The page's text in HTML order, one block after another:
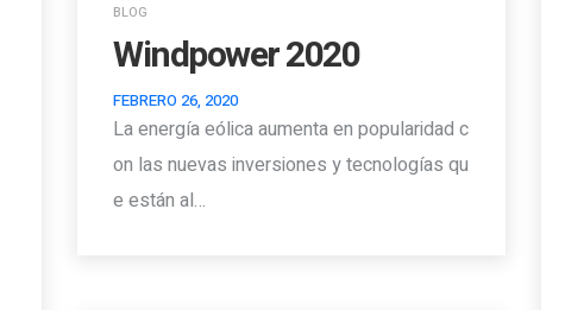
BLOG
Windpower 2020
FEBRERO 26, 2020
La energía eólica aumenta en popularidad c
on las nuevas inversiones y tecnologías qu
e están al…